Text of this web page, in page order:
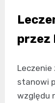
przez
Leczenie
stanowi
względu